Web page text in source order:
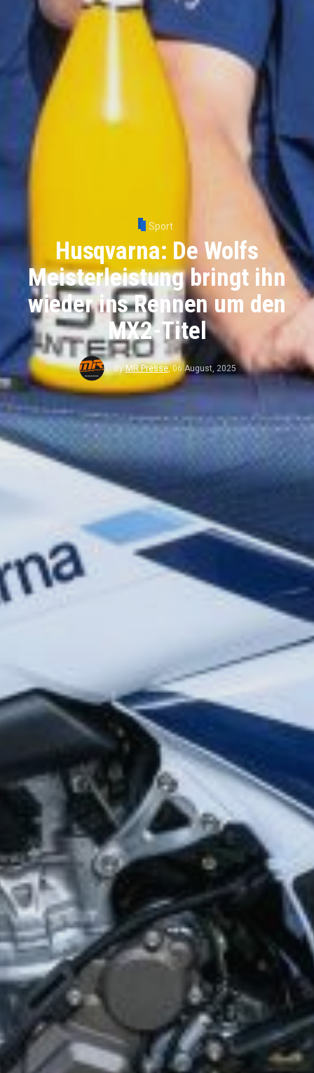
Sport
Husqvarna: De Wolfs
Meisterleistung bringt ihn
wieder ins Rennen um den
MX2-Titel
ByMR Presse,06 August, 2025